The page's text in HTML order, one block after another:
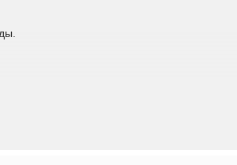
дома, в поликлинике и на прогулке.